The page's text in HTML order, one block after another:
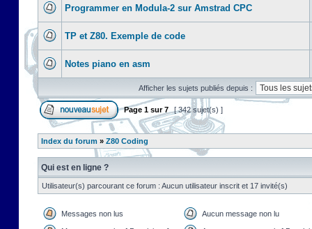
Programmer en Modula-2 sur Amstrad CPC
TP et Z80. Exemple de code
Notes piano en asm
Afficher les sujets publiés depuis :
Page 1 sur7 [ 342 sujet(s) ]
Index du forum » Z80 Coding
Qui est en ligne ?
Utilisateur(s) parcourant ce forum : Aucun utilisateur inscrit et 17 invité(s)
Messages non lus Aucun message non lu